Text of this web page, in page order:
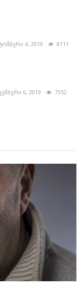
4, 2019 8111
6, 2019 7352